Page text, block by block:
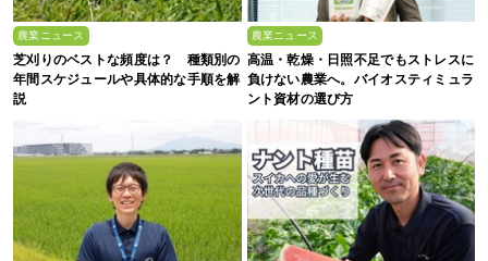
農業ニュース
芝刈りのベストな頻度は？ 種類別の
年間スケジュールや具体的な手順を解
説
農業ニュース
高温・乾燥・日照不足でもストレスに
負けない農業へ。バイオスティミュラ
ント資材の選び方